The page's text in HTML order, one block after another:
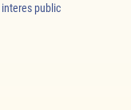
public